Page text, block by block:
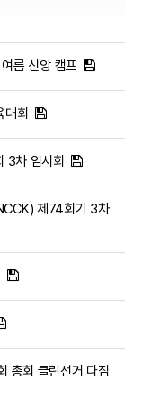
름 신앙 캠프
대회
3차 임시회
제74회기 3차
총회 클린선거 다짐